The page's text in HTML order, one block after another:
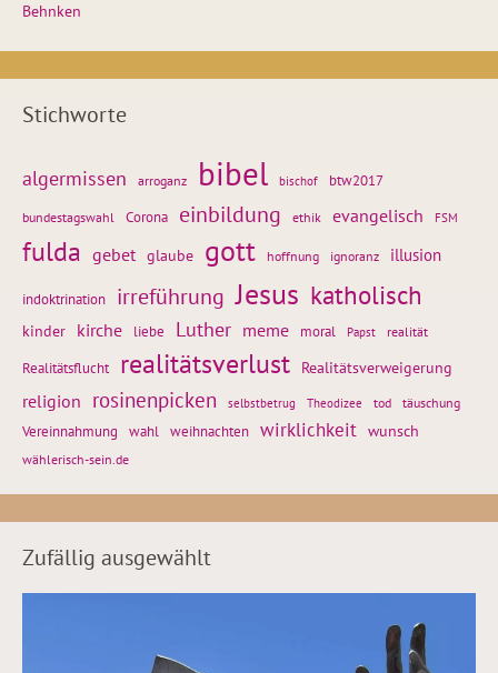
Behnken
Stichworte
algermissen arroganz bibel bischof btw2017
bundestagswahl Corona einbildung ethik evangelisch FSM
fulda gebet glaube gott hoffnung ignoranz illusion
indoktrination irreführung Jesus katholisch
kinder kirche liebe Luther meme moral Papst realität
Realitätsflucht realitätsverlust Realitätsverweigerung
religion rosinenpicken selbstbetrug Theodizee tod täuschung
Vereinnahmung wahl weihnachten wirklichkeit wunsch
wählerisch-sein.de
Zufällig ausgewählt